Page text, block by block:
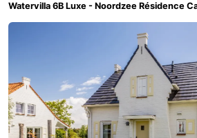
Für
Appartements
Campingplätze
Watervilla 6B Luxe - Noordzee Résidence